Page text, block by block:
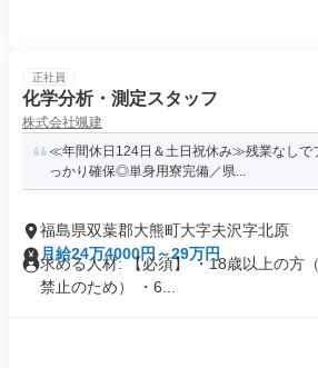
正社員
化学分析・測定スタッフ
株式会社颯建
≪年間休日124日＆土日祝休み≫残業なしで
っかり確保◎単身用寮完備／県...
福島県双葉郡大熊町大字夫沢字北原
月給24万4000円～29万円
求める人材: 【必須】 ・18歳以上の方
禁止のため） ・6...